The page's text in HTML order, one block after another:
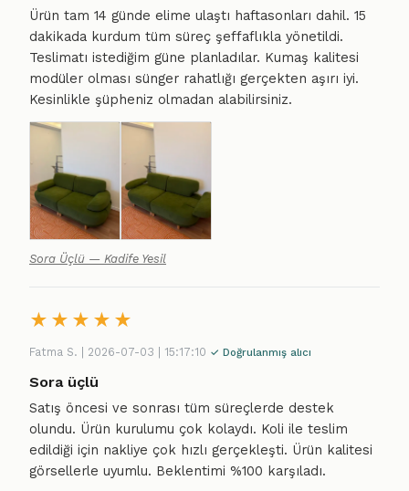
Ürün tam 14 günde elime ulaştı haftasonları dahil. 15
dakikada kurdum tüm süreç şeffaflıkla yönetildi.
Teslimatı istediğim güne planladılar. Kumaş kalitesi
modüler olması sünger rahatlığı gerçekten aşırı iyi.
Kesinlikle şüpheniz olmadan alabilirsiniz.
Sora Üçlü — Kadife Yesil
★ ★ ★ ★ ★
Fatma S. | 2026-07-03 | 15:17:10 ✓ Doğrulanmış alıcı
Sora üçlü
Satış öncesi ve sonrası tüm süreçlerde destek
olundu. Ürün kurulumu çok kolaydı. Koli ile teslim
edildiği için nakliye çok hızlı gerçekleşti. Ürün kalitesi
görsellerle uyumlu. Beklentimi %100 karşıladı.